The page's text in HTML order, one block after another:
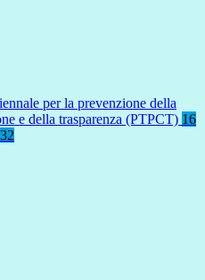
per la prevenzione della
e della trasparenza (PTPCT) 16